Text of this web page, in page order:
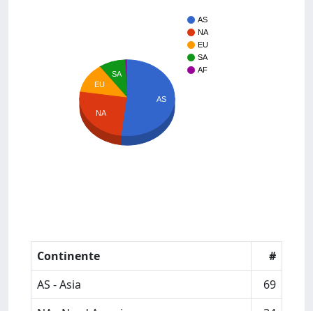
AS
NA
EU
SA
AF
SA
EU
NA
AS
Continente
#
AS - Asia
69